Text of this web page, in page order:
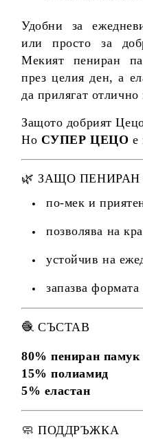
Удобни за
или просто за
Мекият пениран
през целия ден, а
да прилягат
Защото добрият
Но СУПЕР ЦЕЦО е
🌿 ЗАЩО
по-мек и
позволява на
устойчив на
запазва
🧶 СЪСТАВ
80% пениран памук
15% полиамид
5% еластан
🧼 ПОДДРЪЖКА